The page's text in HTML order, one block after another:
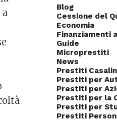
Blog
Cessione del
Economia
Finanziamenti
Guide
Microprestiti
News
Prestiti
Prestiti per
Prestiti per
Prestiti per la
Prestiti per
Prestiti